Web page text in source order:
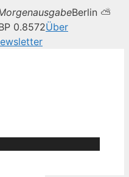
Berlin ⛅
0.8572Über